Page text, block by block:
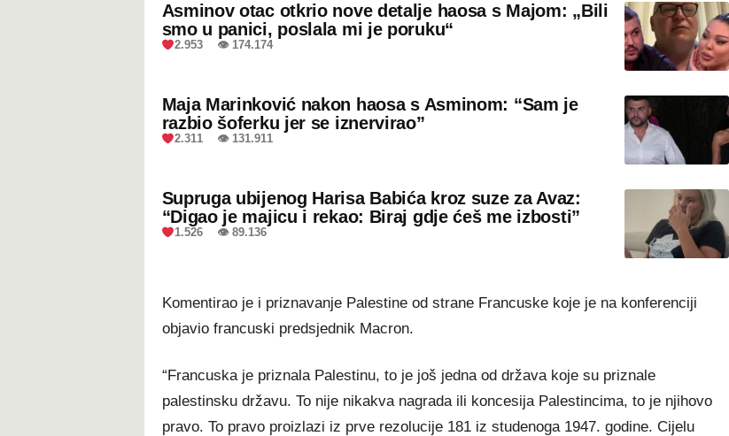
Asminov otac otkrio nove detalje haosa s Majom: „Bili
smo u panici, poslala mi je poruku“
2.953 👁 174.174
Maja Marinković nakon haosa s Asminom: “Sam je
razbio šoferku jer se iznervirao”
2.311 👁 131.911
Supruga ubijenog Harisa Babića kroz suze za Avaz:
“Digao je majicu i rekao: Biraj gdje ćeš me izbosti”
1.526 👁 89.136
Komentirao je i priznavanje Palestine od strane Francuske koje je na konferenciji
objavio francuski predsjednik Macron.
“Francuska je priznala Palestinu, to je još jedna od država koje su priznale
palestinsku državu. To nije nikakva nagrada ili koncesija Palestincima, to je njihovo
pravo. To pravo proizlazi iz prve rezolucije 181 iz studenoga 1947. godine. Cijelu